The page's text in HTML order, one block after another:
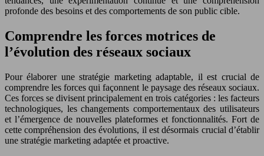
profonde des besoins et des comportements de son public cible.
Comprendre les forces motrices de
l’évolution des réseaux sociaux
Pour élaborer une stratégie marketing adaptable, il est crucial de
comprendre les forces qui façonnent le paysage des réseaux sociaux.
Ces forces se divisent principalement en trois catégories : les facteurs
technologiques, les changements comportementaux des utilisateurs
et l’émergence de nouvelles plateformes et fonctionnalités. Fort de
cette compréhension des évolutions, il est désormais crucial d’établir
une stratégie marketing adaptée et proactive.